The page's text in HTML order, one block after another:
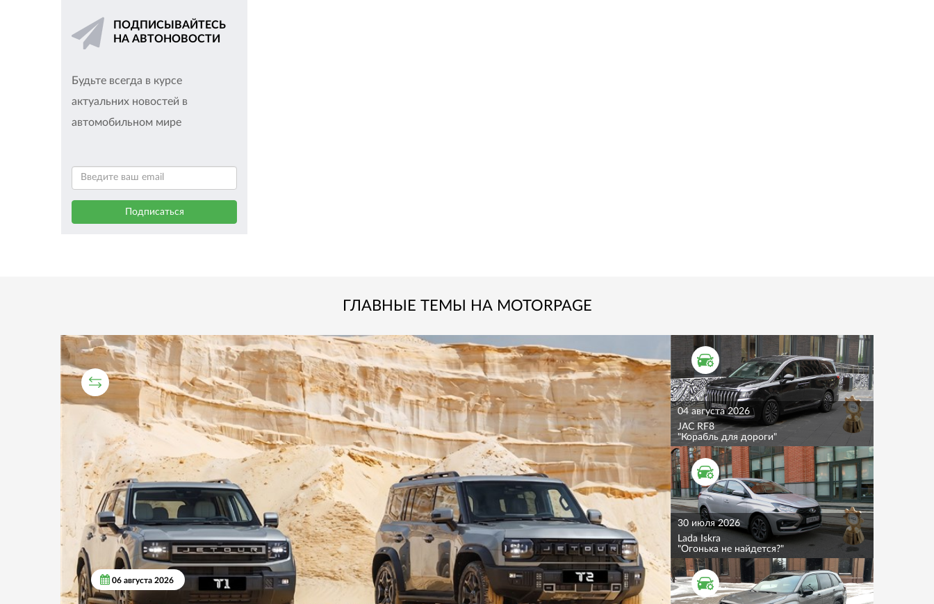
ПОДПИСЫВАЙТЕСЬ
НА АВТОНОВОСТИ
Будьте всегда в курсе
актуальних новостей в
автомобильном мире
ГЛАВНЫЕ ТЕМЫ НА MOTORPAGE
СРАВНИТЕЛЬНЫЙ ТЕСТ
06 августа 2026
ТЕСТ ДРАЙВ
04 августа 2026
JAC RF8
"Корабль для дороги"
ТЕСТ ДРАЙВ
30 июля 2026
Lada Iskra
"Огонька не найдется?"
ТЕСТ ДРАЙВ